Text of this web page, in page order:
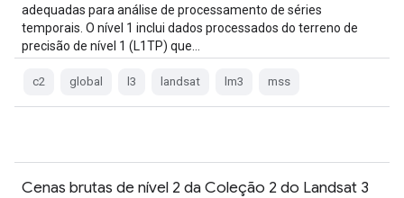
adequadas para análise de processamento de séries
temporais. O nível 1 inclui dados processados do terreno de
precisão de nível 1 (L1TP) que…
c2 global l3 landsat lm3 mss
Cenas brutas de nível 2 da Coleção 2 do Landsat 3